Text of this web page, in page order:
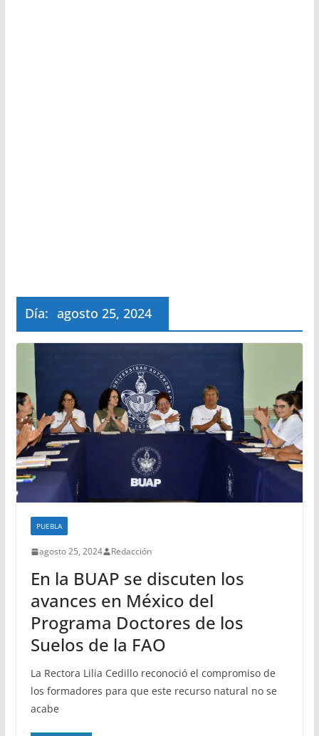
Día: agosto 25, 2024
PUEBLA
agosto 25, 2024 Redacción
En la BUAP se discuten los
avances en México del
Programa Doctores de los
Suelos de la FAO
La Rectora Lilia Cedillo reconoció el compromiso de
los formadores para que este recurso natural no se
acabe